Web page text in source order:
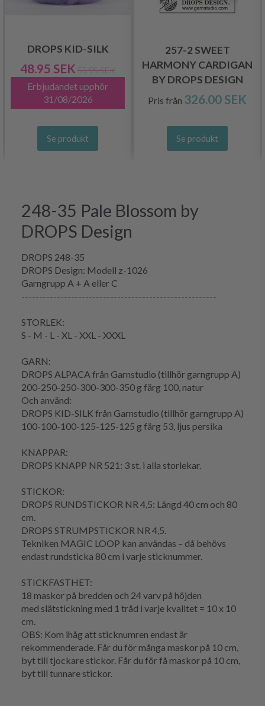
DROPS KID-SILK
48.95 SEK 55.95 SEK
Erbjudandet upphör
31/08/2026
Se produkt
257-2 SWEET
HARMONY CARDIGAN
BY DROPS DESIGN
Pris från 326.00 SEK
Se produkt
248-35 Pale Blossom by
DROPS Design
DROPS 248-35
DROPS Design: Modell z-1026
Garngrupp A + A eller C
-------------------------------------------------------
STORLEK:
S - M - L - XL - XXL - XXXL
GARN:
DROPS ALPACA från Garnstudio (tillhör garngrupp A)
200-250-250-300-300-350 g färg 100, natur
Och använd:
DROPS KID-SILK från Garnstudio (tillhör garngrupp A)
100-100-100-125-125-125 g färg 53, ljus persika
KNAPPAR:
DROPS KNAPP NR 521: 3 st. i alla storlekar.
STICKOR:
DROPS RUNDSTICKOR NR 4,5: Längd 40 cm och 80
cm.
DROPS STRUMPSTICKOR NR 4,5.
Tekniken MAGIC LOOP kan användas – då behövs
endastrundsticka 80 cm i varje sticknummer.
STICKFASTHET:
18 maskor på bredden och 24varvpå höjden
med slätstickningmed 1 tråd i varje kvalitet = 10 x 10
cm.
OBS: Kom ihåg att sticknumren endast är
rekommenderade. Får du för många maskor på 10 cm,
byt till tjockare stickor. Får du för få maskor på 10 cm,
byt till tunnare stickor.